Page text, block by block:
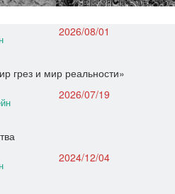
2026/08/01
грез и мир реальности»
2026/07/19
2024/12/04